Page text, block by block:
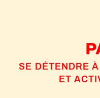
SE DÉTENDRE
ET